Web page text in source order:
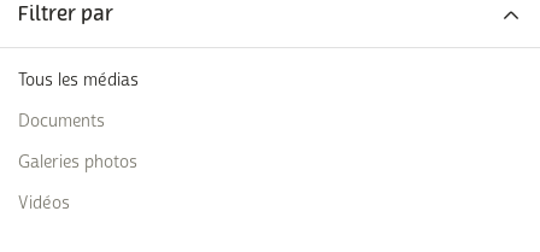
Filtrer par
Tous les médias
Documents
Galeries photos
Vidéos